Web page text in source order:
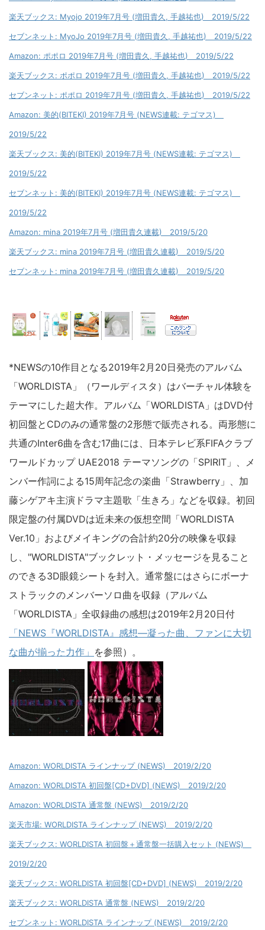
楽天ブックス: Myojo 2019年7月号 (増田貴久, 手越祐也) 2019/5/22
セブンネット: MyoJo 2019年7月号 (増田貴久, 手越祐也) 2019/5/22
Amazon: ポポロ 2019年7月号 (増田貴久, 手越祐也) 2019/5/22
楽天ブックス: ポポロ 2019年7月号 (増田貴久, 手越祐也) 2019/5/22
セブンネット: ポポロ 2019年7月号 (増田貴久, 手越祐也) 2019/5/22
Amazon: 美的(BITEKI) 2019年7月号 (NEWS連載: テゴマス)
2019/5/22
楽天ブックス: 美的(BITEKI) 2019年7月号 (NEWS連載: テゴマス)
2019/5/22
セブンネット: 美的(BITEKI) 2019年7月号 (NEWS連載: テゴマス)
2019/5/22
Amazon: mina 2019年7月号 (増田貴久連載) 2019/5/20
楽天ブックス: mina 2019年7月号 (増田貴久連載) 2019/5/20
セブンネット: mina 2019年7月号 (増田貴久連載) 2019/5/20
*NEWSの10作目となる2019年2月20日発売のアルバム
「WORLDISTA」（ワールディスタ）はバーチャル体験を
テーマにした超大作。アルバム「WORLDISTA」はDVD付
初回盤とCDのみの通常盤の2形態で販売される。両形態に
共通のInter6曲を含む17曲には、日本テレビ系FIFAクラブ
ワールドカップ UAE2018 テーマソングの「SPIRIT」、メ
ンバー作詞による15周年記念の楽曲「Strawberry」、加
藤シゲアキ主演ドラマ主題歌「生きろ」などを収録。初回
限定盤の付属DVDは近未来の仮想空間「WORLDISTA
Ver.10」およびメイキングの合計約20分の映像を収録
し、"WORLDISTA"ブックレット・メッセージを見ること
のできる3D眼鏡シートを封入。通常盤にはさらにボーナ
ストラックのメンバーソロ曲を収録（アルバム
「WORLDISTA」全収録曲の感想は2019年2月20日付
「NEWS『WORLDISTA』感想―凝った曲、ファンに大切
な曲が揃った力作」 を参照）。
Amazon: WORLDISTA ラインナップ (NEWS) 2019/2/20
Amazon: WORLDISTA 初回盤[CD+DVD] (NEWS) 2019/2/20
Amazon: WORLDISTA 通常盤 (NEWS) 2019/2/20
楽天市場: WORLDISTA ラインナップ (NEWS) 2019/2/20
楽天ブックス: WORLDISTA 初回盤＋通常盤一括購入セット (NEWS)
2019/2/20
楽天ブックス: WORLDISTA 初回盤[CD+DVD] (NEWS) 2019/2/20
楽天ブックス: WORLDISTA 通常盤 (NEWS) 2019/2/20
セブンネット: WORLDISTA ラインナップ (NEWS) 2019/2/20